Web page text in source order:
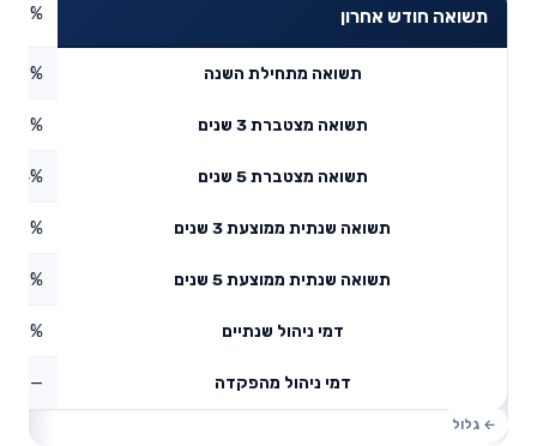
תשואה חודש אחרון 8.8%
תשואה מתחילת השנה
תשואה מצטברת 3 שנים
תשואה מצטברת 5 שנים
תשואה שנתית ממוצעת 3 שנים
תשואה שנתית ממוצעת 5 שנים
דמי ניהול שנתיים
דמי ניהול מהפקדה —